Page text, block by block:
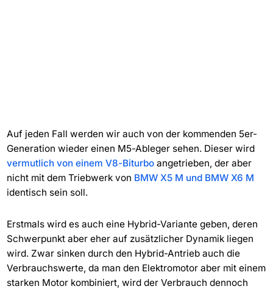
Auf jeden Fall werden wir auch von der kommenden 5er-
Generation wieder einen M5-Ableger sehen. Dieser wird
vermutlich von einem V8-Biturboangetrieben, der aber
nicht mit dem Triebwerk von BMW X5 M und BMW X6 M
identisch sein soll.
Erstmals wird es auch eine Hybrid-Variante geben, deren
Schwerpunkt aber eher auf zusätzlicher Dynamik liegen
wird. Zwar sinken durch den Hybrid-Antrieb auch die
Verbrauchswerte, da man den Elektromotor aber mit einem
starken Motor kombiniert, wird der Verbrauch dennoch